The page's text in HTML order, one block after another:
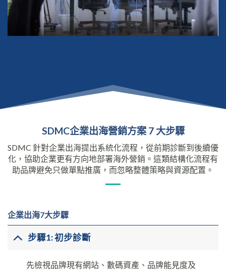
SDMC企業出海營銷方案 7 大步驟
SDMC 針對企業出海提出系統化流程，從前期診斷到後續優
化，協助企業更有方向地部署海外營銷。這類結構化流程有
助品牌避免只做單點推廣，而忽略整體策略與資源配置。
企業出海7大步驟
步驟1: 初步診斷
先檢視品牌現有網站、數碼資產、品牌能見度及